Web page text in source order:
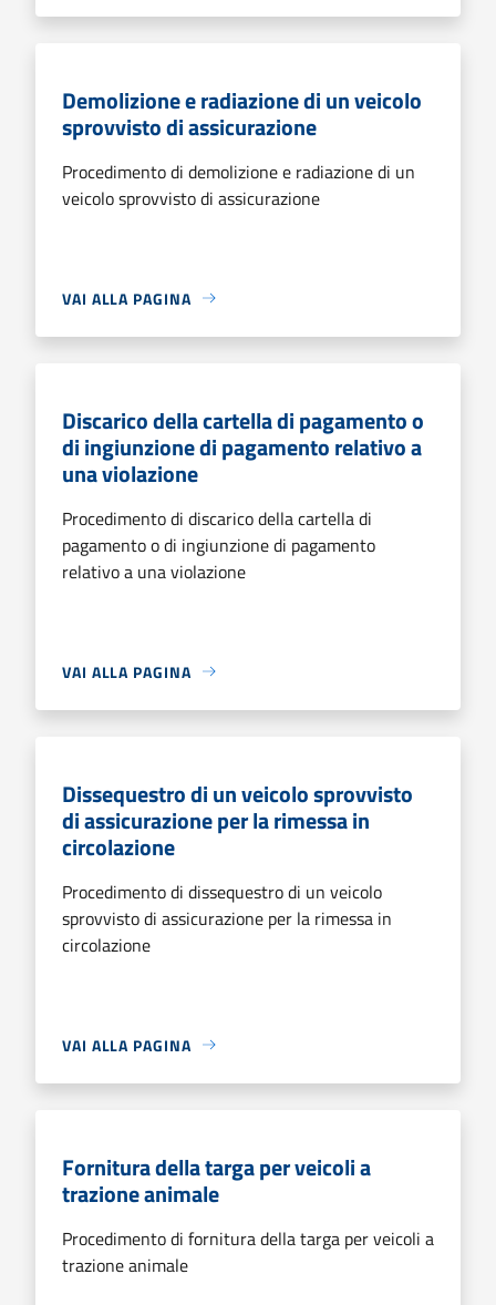
Demolizione e radiazione di un veicolo
sprovvisto di assicurazione
Procedimento di demolizione e radiazione di un
veicolo sprovvisto di assicurazione
VAI ALLA PAGINA
Discarico della cartella di pagamento o
di ingiunzione di pagamento relativo a
una violazione
Procedimento di discarico della cartella di
pagamento o di ingiunzione di pagamento
relativo a una violazione
VAI ALLA PAGINA
Dissequestro di un veicolo sprovvisto
di assicurazione per la rimessa in
circolazione
Procedimento di dissequestro di un veicolo
sprovvisto di assicurazione per la rimessa in
circolazione
VAI ALLA PAGINA
Fornitura della targa per veicoli a
trazione animale
Procedimento di fornitura della targa per veicoli a
trazione animale